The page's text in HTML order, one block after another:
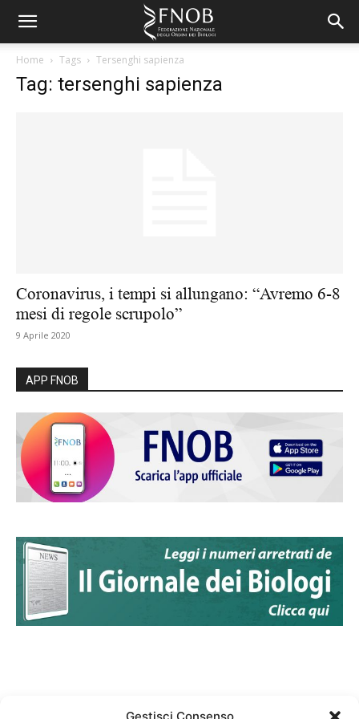
Home Tags Tersenghi sapienza
Tag: tersenghi sapienza
Coronavirus, i tempi si allungano: “Avremo 6-8
mesi di regole scrupolo”
9 Aprile 2020
APP FNOB